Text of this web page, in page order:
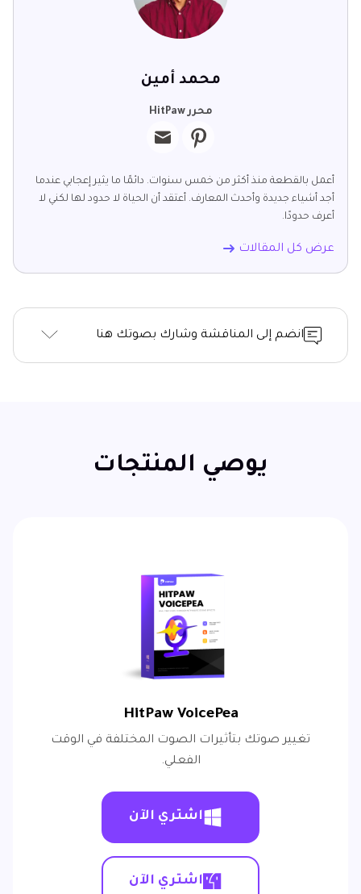
محمد أمين
محرر HitPaw
أعمل بالقطعة منذ أكثر من خمس سنوات. دائمًا ما يثير إعجابي عندما
أجد أشياء جديدة وأحدث المعارف. أعتقد أن الحياة لا حدود لها لكني لا
أعرف حدودًا.
عرض كل المقالات
انضم إلى المناقشة وشارك بصوتك هنا
يوصي المنتجات
HitPaw VoicePea
تغيير صوتك بتأثيرات الصوت المختلفة في الوقت
الفعلي.
اشتري الآن
اشتري الآن